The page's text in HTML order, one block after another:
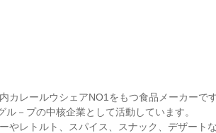
カレールウシェアNO1をもつ食品メーカーです
－プの中核企業として活動しています。
やレトルト、スパイス、スナック、デザート